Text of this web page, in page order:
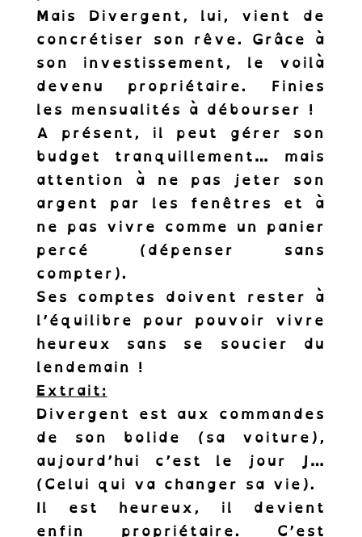
Mais Divergent, lui, vient de
concrétiser son rêve. Grâce à
son investissement, le voilà
devenu propriétaire. Finies
les mensualités à débourser !
A présent, il peut gérer son
budget tranquillement… mais
attention à ne pas jeter son
argent par les fenêtres et à
ne pas vivre comme un panier
percé (dépenser sans
compter).
Ses comptes doivent rester à
l’équilibre pour pouvoir vivre
heureux sans se soucier du
lendemain !
Extrait:
Divergent est aux commandes
de son bolide (sa voiture),
aujourd’hui c’est le jour J…
(Celui qui va changer sa vie).
Il est heureux, il devient
enfin propriétaire. C’est
Abonnez-vous à
notre Newsletter.
Recevez les news des cornichons de
l’inclusion.